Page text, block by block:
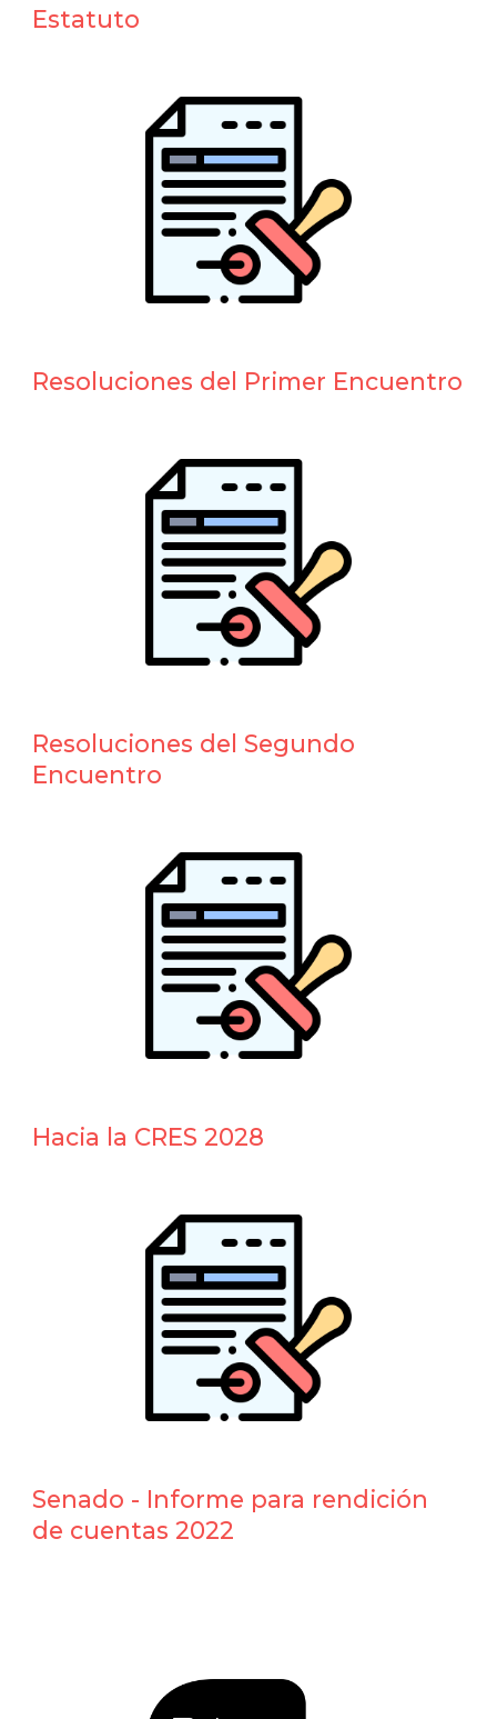
Estatuto
Resoluciones del Primer Encuentro
Resoluciones del Segundo
Encuentro
Hacia la CRES 2028
Senado - Informe para rendición
de cuentas 2022